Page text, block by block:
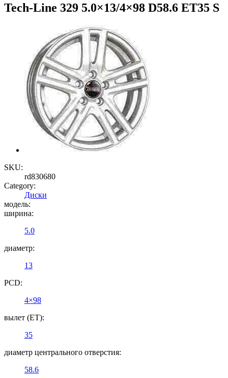
Tech-Line 329 5.0×13/4×98 D58.6 ET35 S
SKU:
rd830680
Category:
Диски
модель:
ширина:
5.0
диаметр:
13
PCD:
4×98
вылет (ET):
35
диаметр центрального отверстия:
58.6